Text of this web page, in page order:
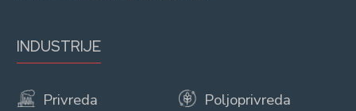
INDUSTRIJE
Privreda
Poljoprivreda